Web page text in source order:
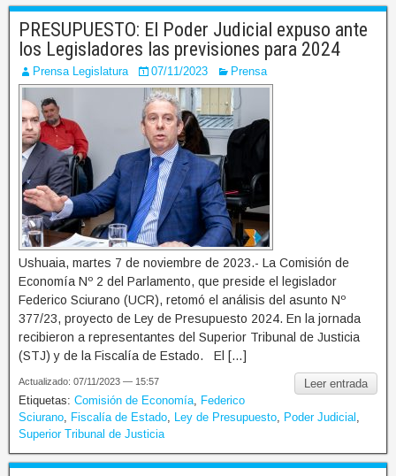
PRESUPUESTO: El Poder Judicial expuso ante
los Legisladores las previsiones para 2024
Prensa Legislatura 07/11/2023 Prensa
Ushuaia, martes 7 de noviembre de 2023.- La Comisión de
Economía Nº 2 del Parlamento, que preside el legislador
Federico Sciurano (UCR), retomó el análisis del asunto Nº
377/23, proyecto de Ley de Presupuesto 2024. En la jornada
recibieron a representantes del Superior Tribunal de Justicia
(STJ) y de la Fiscalía de Estado. El […]
Leer entrada
Actualizado: 07/11/2023 — 15:57
Etiquetas: Comisión de Economía
Federico
Sciurano
Fiscalía de Estado Ley de Presupuesto Poder Judicial
Superior Tribunal de Justicia